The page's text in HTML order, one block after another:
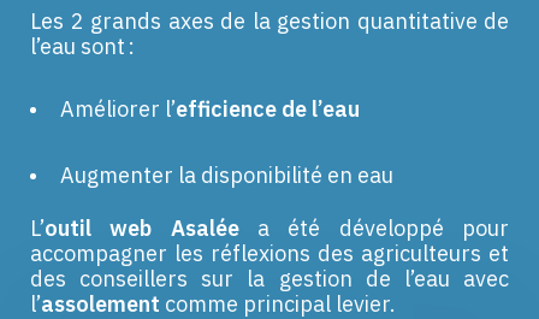
Les 2 grands axes de la gestion quantitative de
l’eau sont :
Améliorer l’efficience de l’eau
Augmenter la disponibilité en eau
L’outil web Asalée a été développé pour
accompagner les réflexions des agriculteurs et
des conseillers sur la gestion de l’eau avec
l’assolement comme principal levier.